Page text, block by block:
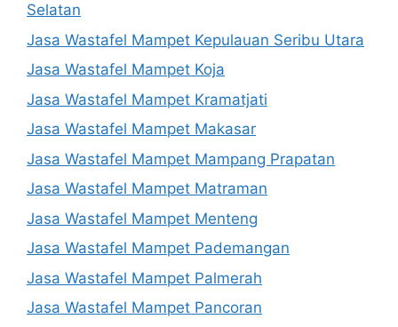
Selatan
Jasa Wastafel Mampet Kepulauan Seribu Utara
Jasa Wastafel Mampet Koja
Jasa Wastafel Mampet Kramatjati
Jasa Wastafel Mampet Makasar
Jasa Wastafel Mampet Mampang Prapatan
Jasa Wastafel Mampet Matraman
Jasa Wastafel Mampet Menteng
Jasa Wastafel Mampet Pademangan
Jasa Wastafel Mampet Palmerah
Jasa Wastafel Mampet Pancoran